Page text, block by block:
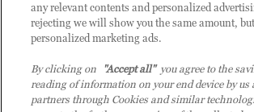
any relevant contents and personalized
rejecting we will show you the same amount,
personalized marketing ads.
By clicking on "Accept all"you agree to the
reading of information on your end device by us
partners through Cookies and similar